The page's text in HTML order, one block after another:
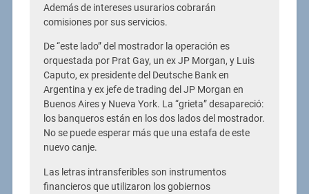
Además de intereses usurarios cobrarán
comisiones por sus servicios.
De “este lado” del mostrador la operación es
orquestada por Prat Gay, un ex JP Morgan, y Luis
Caputo, ex presidente del Deutsche Bank en
Argentina y ex jefe de trading del JP Morgan en
Buenos Aires y Nueva York. La “grieta” desapareció:
los banqueros están en los dos lados del mostrador.
No se puede esperar más que una estafa de este
nuevo canje.
Las letras intransferibles son instrumentos
financieros que utilizaron los gobiernos